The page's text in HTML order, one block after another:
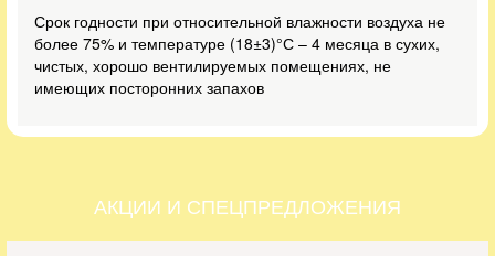
Срок годности при относительной влажности воздуха не
более 75% и температуре (18±3)°С – 4 месяца в сухих,
чистых, хорошо вентилируемых помещениях, не
имеющих посторонних запахов
АКЦИИ И СПЕЦПРЕДЛОЖЕНИЯ